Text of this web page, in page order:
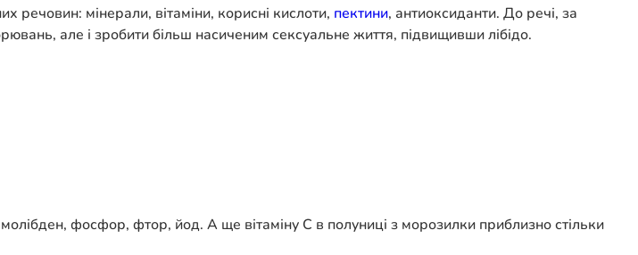
речовин: мінерали, вітаміни, корисні кислоти, пектини, антиоксиданти. До речі, за
але і зробити більш насиченим сексуальне життя, підвищивши лібідо.
фосфор, фтор, йод. А ще вітаміну С в полуниці з морозилки приблизно стільки